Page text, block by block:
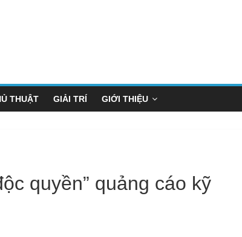
THUẬT GIẢI TRÍ GIỚI THIỆU
quyền” quảng cáo kỹ